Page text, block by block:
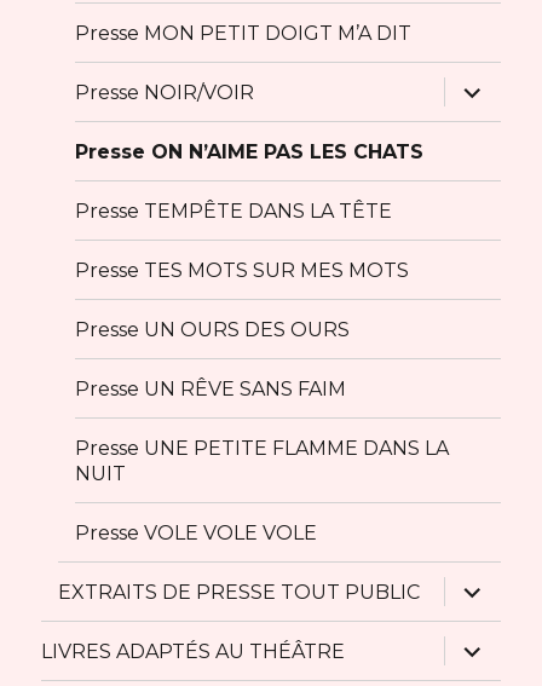
Presse MON PETIT DOIGT M’A DIT
Presse NOIR/VOIR
ouvrir
le
sous-
Presse ON N’AIME PAS LES CHATS
Presse TEMPÊTE DANS LA TÊTE
Presse TES MOTS SUR MES MOTS
Presse UN OURS DES OURS
Presse UN RÊVE SANS FAIM
Presse UNE PETITE FLAMME DANS LA
NUIT
Presse VOLE VOLE VOLE
EXTRAITS DE PRESSE TOUT PUBLIC
ouvrir
le
sous-
menu
LIVRES ADAPTÉS AU THÉÂTRE
ouvrir
le